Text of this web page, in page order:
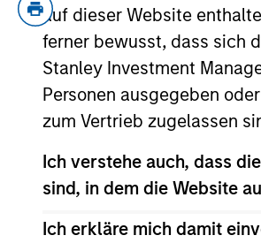
auf dieser Website
ferner bewusst, dass sich
Stanley Investment
Personen ausgegeben
zum Vertrieb zugelassen
Ich verstehe auch, dass
sind, in dem die Website
Ich erkläre mich damit
valuation, internal
Officer of the Morgan
has over 17 years of
recently as the Chief
within Goldman
services group. Mr.
Finance from Baruch
Team